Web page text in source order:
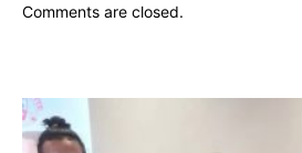
Comments are closed.